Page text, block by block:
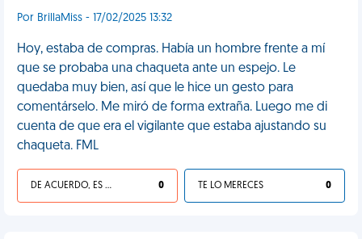
Por BrillaMiss - 17/02/2025 13:32
Hoy, estaba de compras. Había un hombre frente a mí
que se probaba una chaqueta ante un espejo. Le
quedaba muy bien, así que le hice un gesto para
comentárselo. Me miró de forma extraña. Luego me di
cuenta de que era el vigilante que estaba ajustando su
chaqueta. FML
DE ACUERDO, ES UNA VIDA HP 0 TE LO MERECES 0